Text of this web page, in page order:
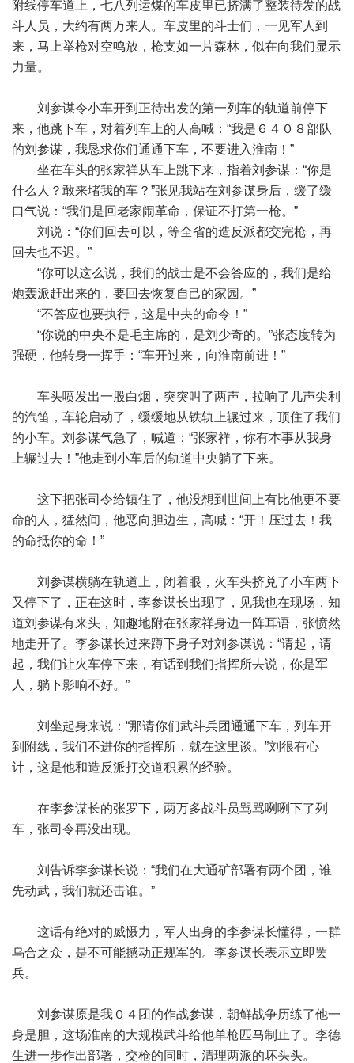
附线停车道上，七八列运煤的车皮里已挤满了整装待发的战
斗人员，大约有两万来人。车皮里的斗士们，一见军人到
来，马上举枪对空鸣放，枪支如一片森林，似在向我们显示
力量。
刘参谋令小车开到正待出发的第一列车的轨道前停下
来，他跳下车，对着列车上的人高喊：“我是６４０８部队
的刘参谋，我恳求你们通通下车，不要进入淮南！”
坐在车头的张家祥从车上跳下来，指着刘参谋：“你是
什么人？敢来堵我的车？”张见我站在刘参谋身后，缓了缓
口气说：“我们是回老家闹革命，保证不打第一枪。”
刘说：“你们回去可以，等全省的造反派都交完枪，再
回去也不迟。”
“你可以这么说，我们的战士是不会答应的，我们是给
炮轰派赶出来的，要回去恢复自己的家园。”
“不答应也要执行，这是中央的命令！”
“你说的中央不是毛主席的，是刘少奇的。”张态度转为
强硬，他转身一挥手：“车开过来，向淮南前进！”
车头喷发出一股白烟，突突叫了两声，拉响了几声尖利
的汽笛，车轮启动了，缓缓地从铁轨上辗过来，顶住了我们
的小车。刘参谋气急了，喊道：“张家祥，你有本事从我身
上辗过去！”他走到小车后的轨道中央躺了下来。
这下把张司令给镇住了，他没想到世间上有比他更不要
命的人，猛然间，他恶向胆边生，高喊：“开！压过去！我
的命抵你的命！”
刘参谋横躺在轨道上，闭着眼，火车头挤兑了小车两下
又停下了，正在这时，李参谋长出现了，见我也在现场，知
道刘参谋有来头，知趣地附在张家祥身边一阵耳语，张愤然
地走开了。李参谋长过来蹲下身子对刘参谋说：“请起，请
起，我们让火车停下来，有话到我们指挥所去说，你是军
人，躺下影响不好。”
刘坐起身来说：“那请你们武斗兵团通通下车，列车开
到附线，我们不进你的指挥所，就在这里谈。”刘很有心
计，这是他和造反派打交道积累的经验。
在李参谋长的张罗下，两万多战斗员骂骂咧咧下了列
车，张司令再没出现。
刘告诉李参谋长说：“我们在大通矿部署有两个团，谁
先动武，我们就还击谁。”
这话有绝对的威慑力，军人出身的李参谋长懂得，一群
乌合之众，是不可能撼动正规军的。李参谋长表示立即罢
兵。
刘参谋原是我０４团的作战参谋，朝鲜战争历练了他一
身是胆，这场淮南的大规模武斗给他单枪匹马制止了。李德
生进一步作出部署，交枪的同时，清理两派的坏头头。